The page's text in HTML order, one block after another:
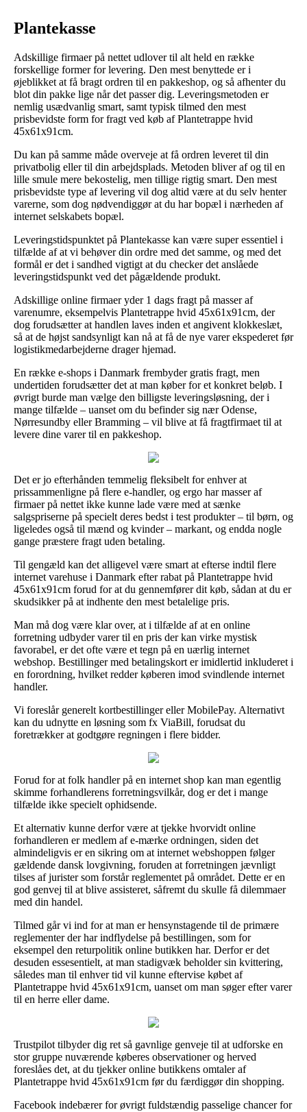
Plantekasse
Adskillige firmaer på nettet udlover til alt held en række
forskellige former for levering. Den mest benyttede er i
øjeblikket at få bragt ordren til en pakkeshop, og så afhenter du
blot din pakke lige når det passer dig. Leveringsmetoden er
nemlig usædvanlig smart, samt typisk tilmed den mest
prisbevidste form for fragt ved køb af Plantetrappe hvid
45x61x91cm.
Du kan på samme måde overveje at få ordren leveret til din
privatbolig eller til din arbejdsplads. Metoden bliver af og til en
lille smule mere bekostelig, men tillige rigtig smart. Den mest
prisbevidste type af levering vil dog altid være at du selv henter
varerne, som dog nødvendiggør at du har bopæl i nærheden af
internet selskabets bopæl.
Leveringstidspunktet på Plantekasse kan være super essentiel i
tilfælde af at vi behøver din ordre med det samme, og med det
formål er det i sandhed vigtigt at du checker det anslåede
leveringstidspunkt ved det pågældende produkt.
Adskillige online firmaer yder 1 dags fragt på masser af
varenumre, eksempelvis Plantetrappe hvid 45x61x91cm, der
dog forudsætter at handlen laves inden et angivent klokkeslæt,
så at de højst sandsynligt kan nå at få de nye varer ekspederet før
logistikmedarbejderne drager hjemad.
En række e-shops i Danmark frembyder gratis fragt, men
undertiden forudsætter det at man køber for et konkret beløb. I
øvrigt burde man vælge den billigste leveringsløsning, der i
mange tilfælde – uanset om du befinder sig nær Odense,
Nørresundby eller Bramming – vil blive at få fragtfirmaet til at
levere dine varer til en pakkeshop.
Det er jo efterhånden temmelig fleksibelt for enhver at
prissammenligne på flere e-handler, og ergo har masser af
firmaer på nettet ikke kunne lade være med at sænke
salgspriserne på specielt deres bedst i test produkter – til børn, og
ligeledes også til mænd og kvinder – markant, og endda nogle
gange præstere fragt uden betaling.
Til gengæld kan det alligevel være smart at efterse indtil flere
internet varehuse i Danmark efter rabat på Plantetrappe hvid
45x61x91cm forud for at du gennemfører dit køb, sådan at du er
skudsikker på at indhente den mest betalelige pris.
Man må dog være klar over, at i tilfælde af at en online
forretning udbyder varer til en pris der kan virke mystisk
favorabel, er det ofte være et tegn på en uærlig internet
webshop. Bestillinger med betalingskort er imidlertid inkluderet i
en forordning, hvilket redder køberen imod svindlende internet
handler.
Vi foreslår generelt kortbestillinger eller MobilePay. Alternativt
kan du udnytte en løsning som fx ViaBill, forudsat du
foretrækker at godtgøre regningen i flere bidder.
Forud for at folk handler på en internet shop kan man egentlig
skimme forhandlerens forretningsvilkår, dog er det i mange
tilfælde ikke specielt ophidsende.
Et alternativ kunne derfor være at tjekke hvorvidt online
forhandleren er medlem af e-mærke ordningen, siden det
almindeligvis er en sikring om at internet webshoppen følger
gældende dansk lovgivning, foruden at forretningen jævnligt
tilses af jurister som forstår reglementet på området. Dette er en
god genvej til at blive assisteret, såfremt du skulle få dilemmaer
med din handel.
Tilmed går vi ind for at man er hensynstagende til de primære
reglementer der har indflydelse på bestillingen, som for
eksempel den returpolitik online butikken har. Derfor er det
desuden essesentielt, at man stadigvæk beholder sin kvittering,
således man til enhver tid vil kunne eftervise købet af
Plantetrappe hvid 45x61x91cm, uanset om man søger efter varer
til en herre eller dame.
Trustpilot tilbyder dig ret så gavnlige genveje til at udforske en
stor gruppe nuværende køberes observationer og herved
foreslåes det, at du tjekker online butikkens omtaler af
Plantetrappe hvid 45x61x91cm før du færdiggør din shopping.
Facebook indebærer for øvrigt fuldstændig passelige chancer for